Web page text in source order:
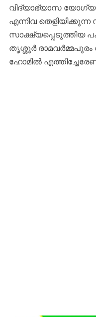
വിദ്യാഭ്യാസ
എന്നിവ തെളിയിക്കുന്ന
സാക്ഷ്യപ്പെടുത്തിയ
തൃശ്ശൂർ
ഹോമിൽ